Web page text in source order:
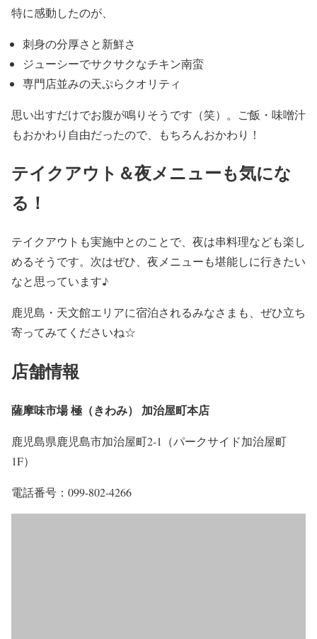
特に感動したのが、
刺身の分厚さと新鮮さ
ジューシーでサクサクなチキン南蛮
専門店並みの天ぷらクオリティ
思い出すだけでお腹が鳴りそうです（笑）。ご飯・味噌汁
もおかわり自由だったので、もちろんおかわり！
テイクアウト＆夜メニューも気にな
る！
テイクアウトも実施中とのことで、夜は串料理なども楽し
めるそうです。次はぜひ、夜メニューも堪能しに行きたい
なと思っています♪
鹿児島・天文館エリアに宿泊されるみなさまも、ぜひ立ち
寄ってみてくださいね☆
店舗情報
薩摩味市場 極（きわみ） 加治屋町本店
鹿児島県鹿児島市加治屋町2-1（パークサイド加治屋町
1F）
電話番号：099-802-4266